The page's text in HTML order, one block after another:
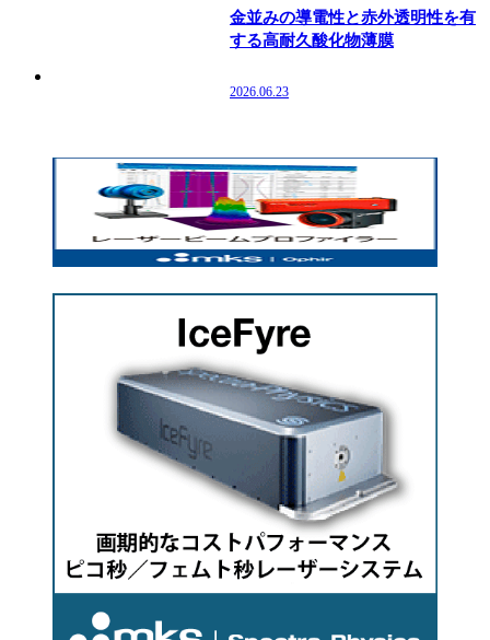
金並みの導電性と赤外透明性を有
する高耐久酸化物薄膜
2026.06.23